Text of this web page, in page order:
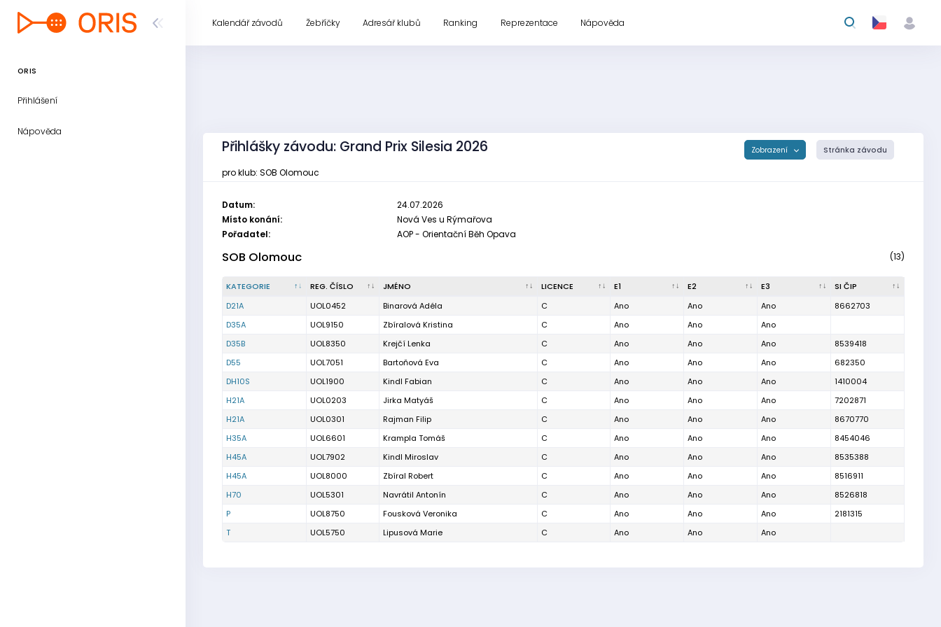
ORIS
Přihlášení
Nápověda
Kalendář závodů Žebříčky Adresář klubů Ranking Reprezentace Nápověda
Přihlášky závodu: Grand Prix Silesia 2026 Zobrazení Stránka závodu
pro klub: SOB Olomouc
Datum:
24.07.2026
Místo konání:
Nová Ves u Rýmařova
Pořadatel:
AOP - Orientační Běh Opava
SOB Olomouc (13)
KATEGORIE REG. ČÍSLO JMÉNO LICENCE E1 E2 E3
SI ČIP
D21A
UOL0452 Binarová Adéla C Ano Ano Ano
8662703
D35A
UOL9150 Zbíralová Kristina C Ano Ano
Ano
D35B
UOL8350 Krejčí Lenka C Ano Ano Ano
8539418
D55
UOL7051 Bartoňová Eva C Ano Ano Ano
682350
DH10S
UOL1900 Kindl Fabian C Ano Ano Ano
1410004
H21A
UOL0203 Jirka Matyáš C Ano Ano Ano
7202871
H21A
UOL0301 Rajman Filip C Ano Ano Ano
8670770
H35A
UOL6601 Krampla Tomáš C Ano Ano Ano
8454046
H45A
UOL7902 Kindl Miroslav C Ano Ano Ano
8535388
H45A
UOL8000 Zbíral Robert C Ano Ano Ano
8516911
H70
UOL5301 Navrátil Antonín C Ano Ano Ano
8526818
P
UOL8750 Fousková Veronika C Ano Ano Ano
2181315
T
UOL5750 Lipusová Marie C Ano Ano Ano